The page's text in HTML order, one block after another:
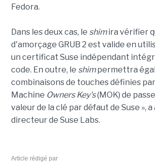
Fedora.
Dans les deux cas, le shimira vérifier
d'amorçage GRUB 2 est valide en
un certificat Suse indépendant
code. En outre, le shimpermettra
combinaisons de touches définies
Machine Owners Key's(MOK) de
valeur de la clé par défaut de Suse »,
directeur de Suse Labs.
Article rédigé par